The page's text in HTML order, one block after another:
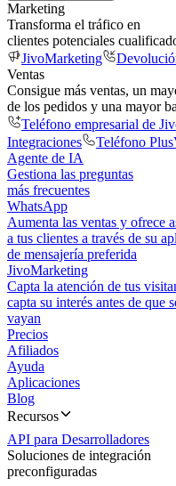
Marketing
Transforma el tráfico en
clientes potenciales
JivoMarketing
Ventas
Consigue más ventas, un
de los pedidos y una mayor
Teléfono empresarial de
Integraciones
Teléfono Plus
Agente de IA
Gestiona las preguntas
más frecuentes
WhatsApp
Aumenta las ventas y ofrece
a tus clientes a través de su
de mensajería preferida
JivoMarketing
Capta la atención de tus
capta su interés antes de que
vayan
Precios
Afiliados
Ayuda
Aplicaciones
Blog
Recursos
API para Desarrolladores
Soluciones de integración
preconfiguradas